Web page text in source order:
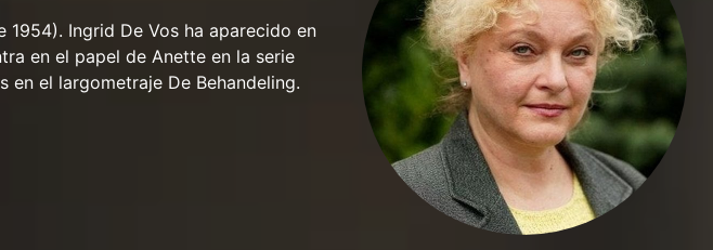
1954). Ingrid De Vos ha aparecido en
en el papel de Anette en la serie
en el largometraje De Behandeling.